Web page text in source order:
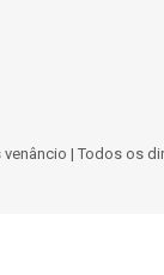
| Todos os